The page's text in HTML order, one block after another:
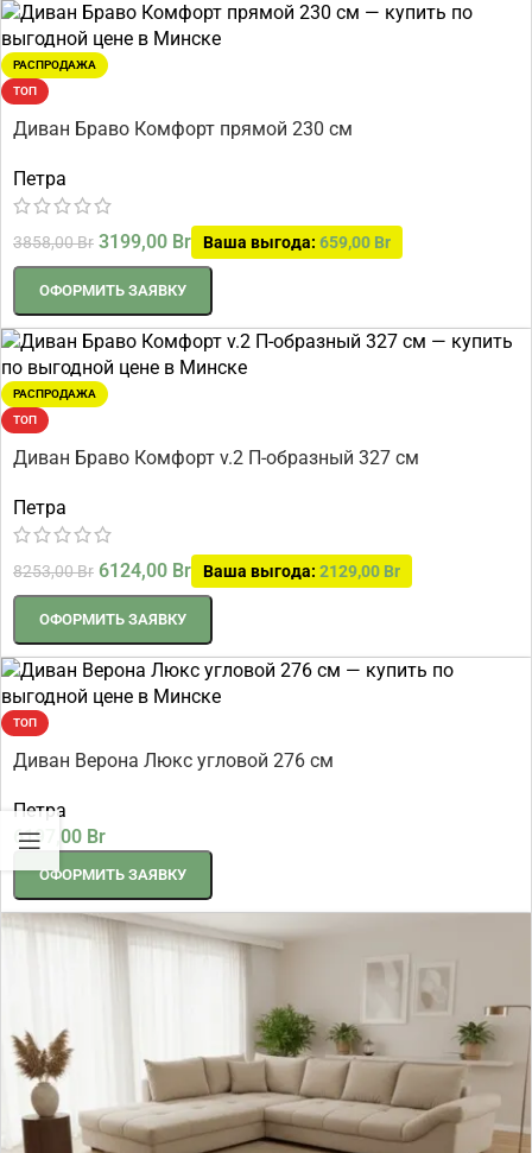
РАСПРОДАЖА
ТОП
Диван Браво Комфорт прямой 230 см
Петра
3858,00Br 3199,00 Br Ваша выгода: 659,00 Br
ОФОРМИТЬ ЗАЯВКУ
РАСПРОДАЖА
ТОП
Диван Браво Комфорт v.2 П-образный 327 см
Петра
8253,00Br 6124,00 Br Ваша выгода: 2129,00 Br
ОФОРМИТЬ ЗАЯВКУ
ТОП
Диван Верона Люкс угловой 276 см
Петра
6197,00 Br
ОФОРМИТЬ ЗАЯВКУ